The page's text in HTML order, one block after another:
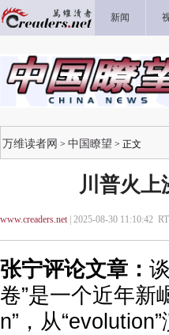
新闻
万维读者网 > 中国瞭望 > 正文
川普火上
www.creaders.net| 2025-08-30 11:10:42
张宁评论文章：
卷”是一个近年新
n”，从